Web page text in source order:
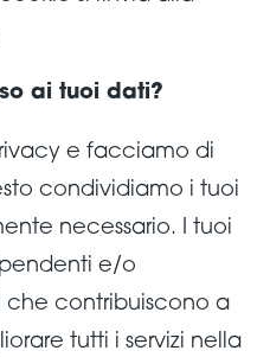
ai tuoi dati?
e facciamo di
condividiamo i tuoi
necessario. I tuoi
e/o
che contribuiscono a
tutti i servizi nella